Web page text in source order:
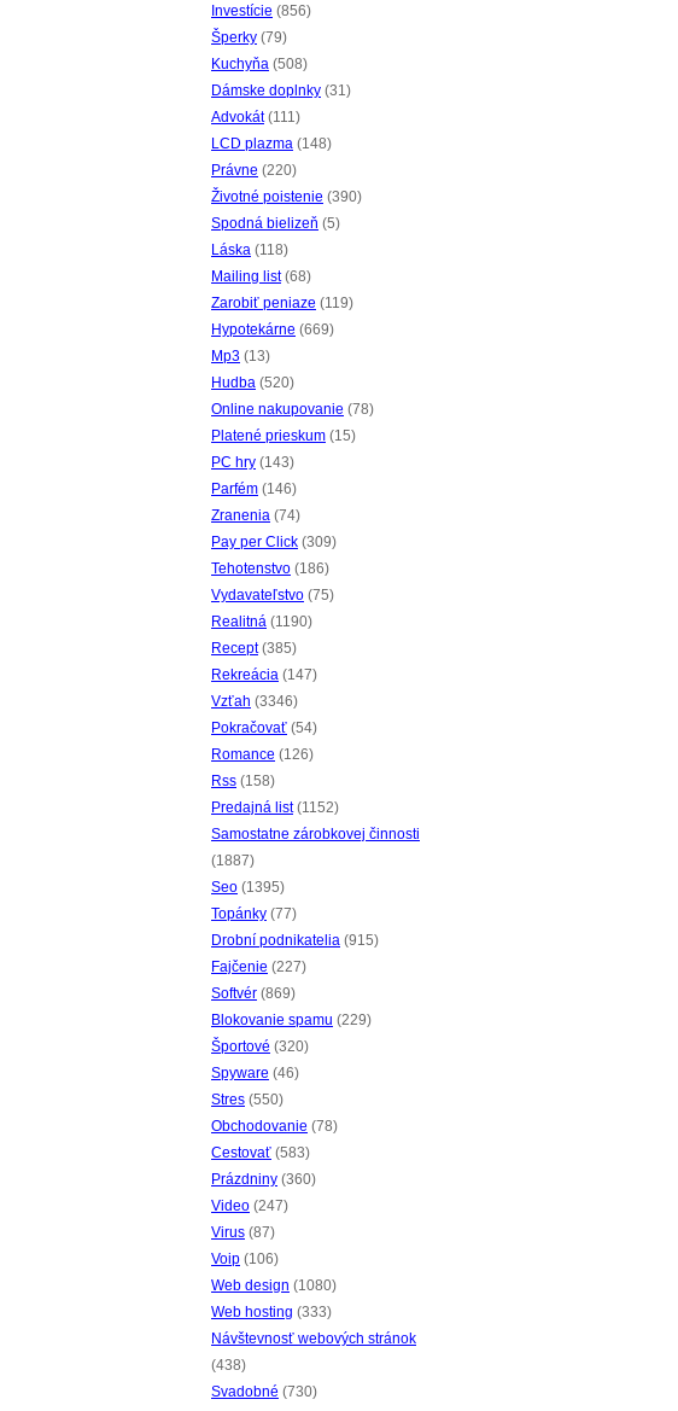
Investície (856)
Šperky (79)
Kuchyňa (508)
Dámske doplnky (31)
Advokát(111)
LCD plazma (148)
Právne (220)
Životné poistenie (390)
Spodná bielizeň (5)
Láska (118)
Mailing list(68)
Zarobiť peniaze (119)
Hypotekárne (669)
Mp3 (13)
Hudba (520)
Online nakupovanie (78)
Platené prieskum (15)
PC hry (143)
Parfém (146)
Zranenia (74)
Pay per Click (309)
Tehotenstvo (186)
Vydavateľstvo (75)
Realitná (1190)
Recept(385)
Rekreácia (147)
Vzťah (3346)
Pokračovať (54)
Romance (126)
Rss (158)
Predajná list(1152)
Samostatne zárobkovej činnosti
(1887)
Seo (1395)
Topánky (77)
Drobní podnikatelia (915)
Fajčenie (227)
Softvér (869)
Blokovanie spamu (229)
Športové (320)
Spyware (46)
Stres (550)
Obchodovanie (78)
Cestovať (583)
Prázdniny (360)
Video (247)
Virus (87)
Voip (106)
Web design (1080)
Web hosting (333)
Návštevnosť webových stránok
(438)
Svadobné (730)